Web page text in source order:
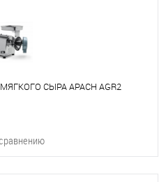
СЫРА APACH AGR2